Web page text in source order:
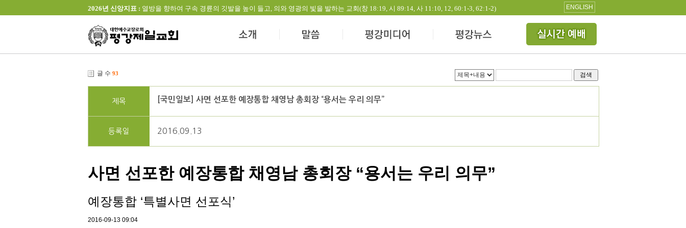
2026년 신앙지표 : 열방을 향하여 구속 경륜의 깃발을 높이 들고, 의와 영광의 빛을 발하는 교회(창 18:19, 시 89:14, 사 11:10, 12, 60:1-3, 62:1-2) ENGLISH
글 수 93 검색
제목 [국민일보] 사면 선포한 예장통합 채영남 총회장 “용서는 우리 의무”
등록일 2016.09.13
사면 선포한 예장통합 채영남 총회장 “용서는 우리 의무”
예장통합 ‘특별사면 선포식’
2016-09-13 09:04